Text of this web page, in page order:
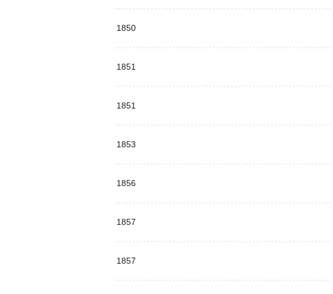
1850
1851
1851
1853
1856
1857
1857